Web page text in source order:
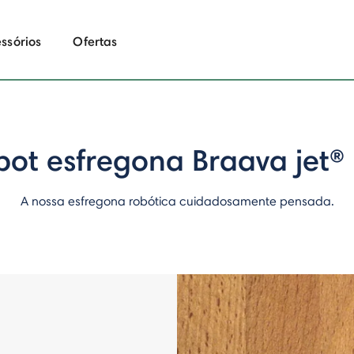
Ofertas
esfregona Braava jet®
A nossa esfregona robótica cuidadosamente pensada.